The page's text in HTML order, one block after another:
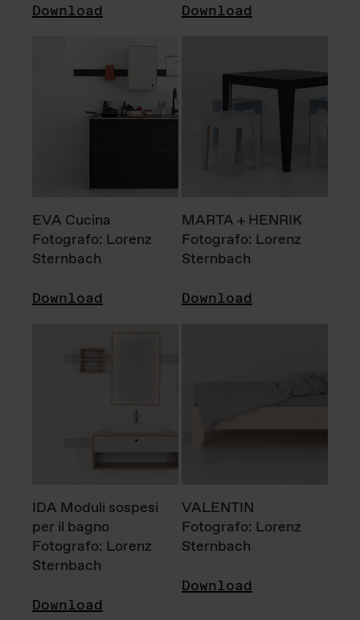
Download Download
EVA Cucina
Fotografo: Lorenz
Sternbach
Download
MARTA + HENRIK
Fotografo: Lorenz
Sternbach
Download
IDA Moduli sospesi
per il bagno
Fotografo: Lorenz
Sternbach
Download
VALENTIN
Fotografo: Lorenz
Sternbach
Download